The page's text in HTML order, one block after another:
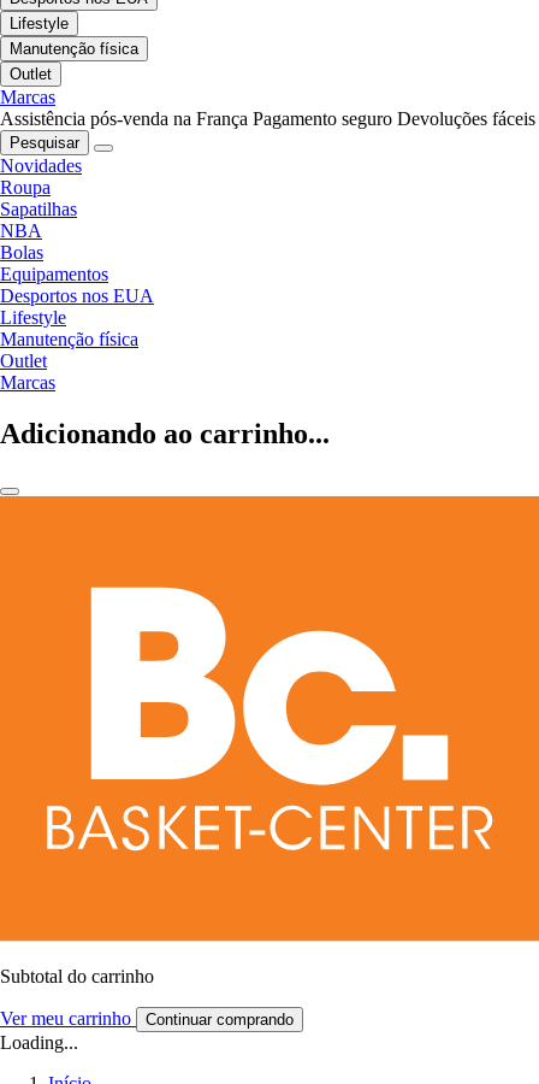
Lifestyle
Manutenção física
Outlet
Marcas
Assistência pós-venda na França Pagamento seguro Devoluções fáceis
Pesquisar
Novidades
Roupa
Sapatilhas
NBA
Bolas
Equipamentos
Desportos nos EUA
Lifestyle
Manutenção física
Outlet
Marcas
Adicionando ao carrinho...
Subtotal do carrinho
Ver meu carrinho Continuar comprando
Loading...